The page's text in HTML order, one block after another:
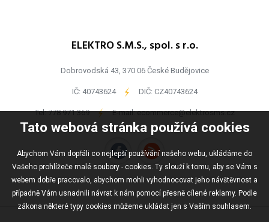
Tato webová stránka používá cookies
Abychom Vám dopřáli co nejlepší používání našeho webu, ukládáme do
Vašeho prohlížeče malé soubory - cookies. Ty slouží k tomu, aby se Vám s
webem dobře pracovalo, abychom mohli vyhodnocovat jeho návštěvnost a
případně Vám usnadnili návrat k nám pomocí přesně cílené reklamy. Podle
zákona některé typy cookies můžeme ukládat jen s Vaším souhlasem.
ELEKTRO S.M.S., spol. s r.o.
Dobrovodská 43, 370 06 České Budějovice
IČ: 40743624 - DIČ: CZ40743624
Tel:778 971 369 - E-mail:ecommerce@elektrosms.cz